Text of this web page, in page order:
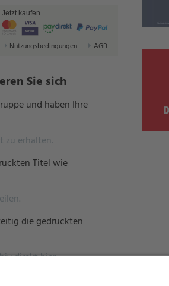
Jetzt kaufen
Nutzungsbedingungen AGB
Sie sich
und haben Ihre
zu erhalten.
Titel wie
die gedruckten
direkt hier.